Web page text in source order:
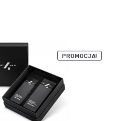
PROMOCJA!